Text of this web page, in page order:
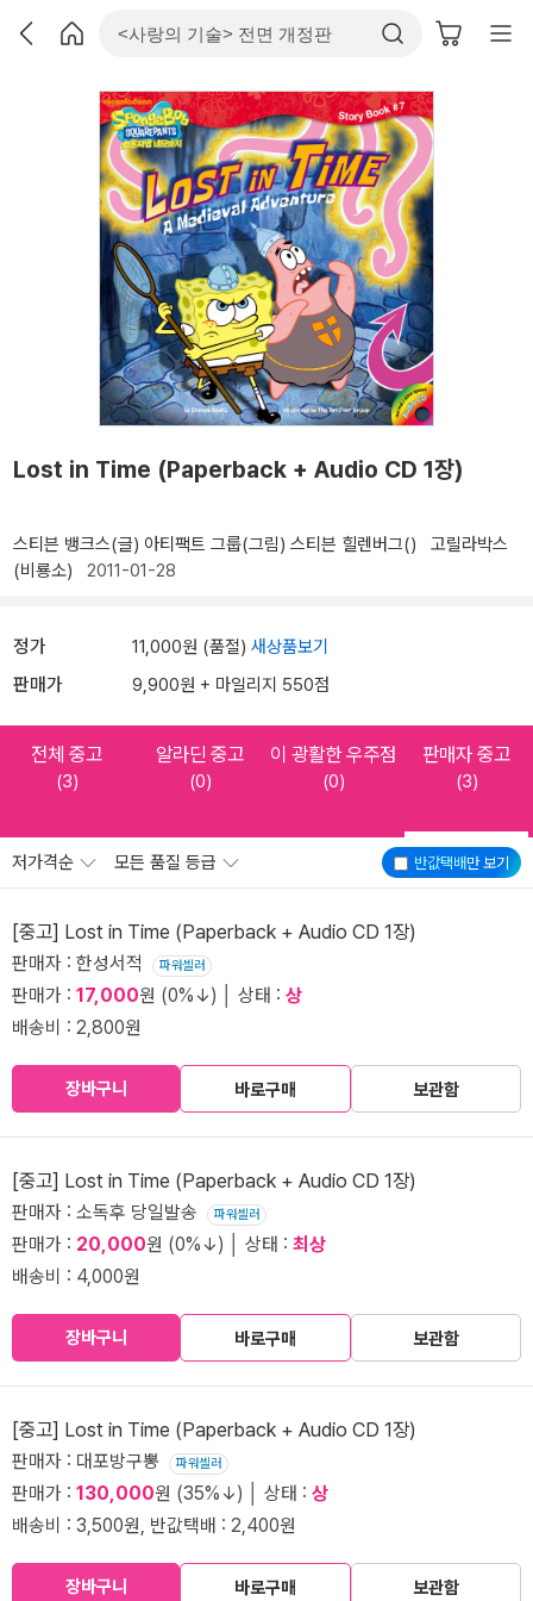
Lost in Time (Paperback + Audio CD 1장)
스티븐 뱅크스(글) 아티팩트 그룹(그림) 스티븐 힐렌버그()
고릴라박스
(비룡소) 2011-01-28
정가 11,000원 (품절) 새상품보기
판매가 9,900원 + 마일리지 550점
전체 중고
(3)
알라딘 중고
(0)
이 광활한 우주점
(0)
판매자 중고
(3)
반값택배만 보기
저가격순 모든 품질 등급
[중고] Lost in Time (Paperback + Audio CD 1장)
판매자 : 한성서적 파워셀러
판매가 : 17,000원 (0%↓) │ 상태 : 상
배송비 : 2,800원
장바구니 바로구매 보관함
[중고] Lost in Time (Paperback + Audio CD 1장)
판매자 : 소독후 당일발송 파워셀러
판매가 : 20,000원 (0%↓) │ 상태 : 최상
배송비 : 4,000원
장바구니 바로구매 보관함
[중고] Lost in Time (Paperback + Audio CD 1장)
판매자 : 대포방구뽕 파워셀러
판매가 : 130,000원 (35%↓) │ 상태 : 상
배송비 : 3,500원, 반값택배 : 2,400원
장바구니 바로구매 보관함